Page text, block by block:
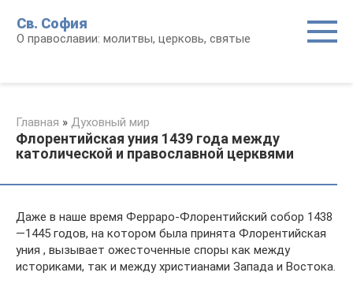
контенту
Св. София
О православии: молитвы, церковь, святые
Главная » Духовный мир
Флорентийская уния 1439 года между
католической и православной церквями
Даже в наше время Ферраро-Флорентийский собор 1438
—1445 годов, на котором была принята Флорентийская
уния , вызывает ожесточенные споры как между
историками, так и между христианами Запада и Востока.